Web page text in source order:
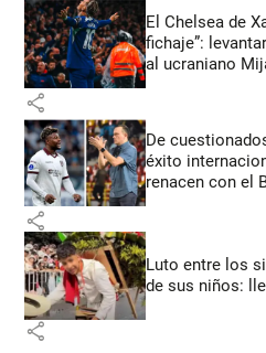
El Chelsea de
fichaje”:
al ucraniano
share
De
éxito
renacen con el
share
Luto entre los
de sus niños:
share